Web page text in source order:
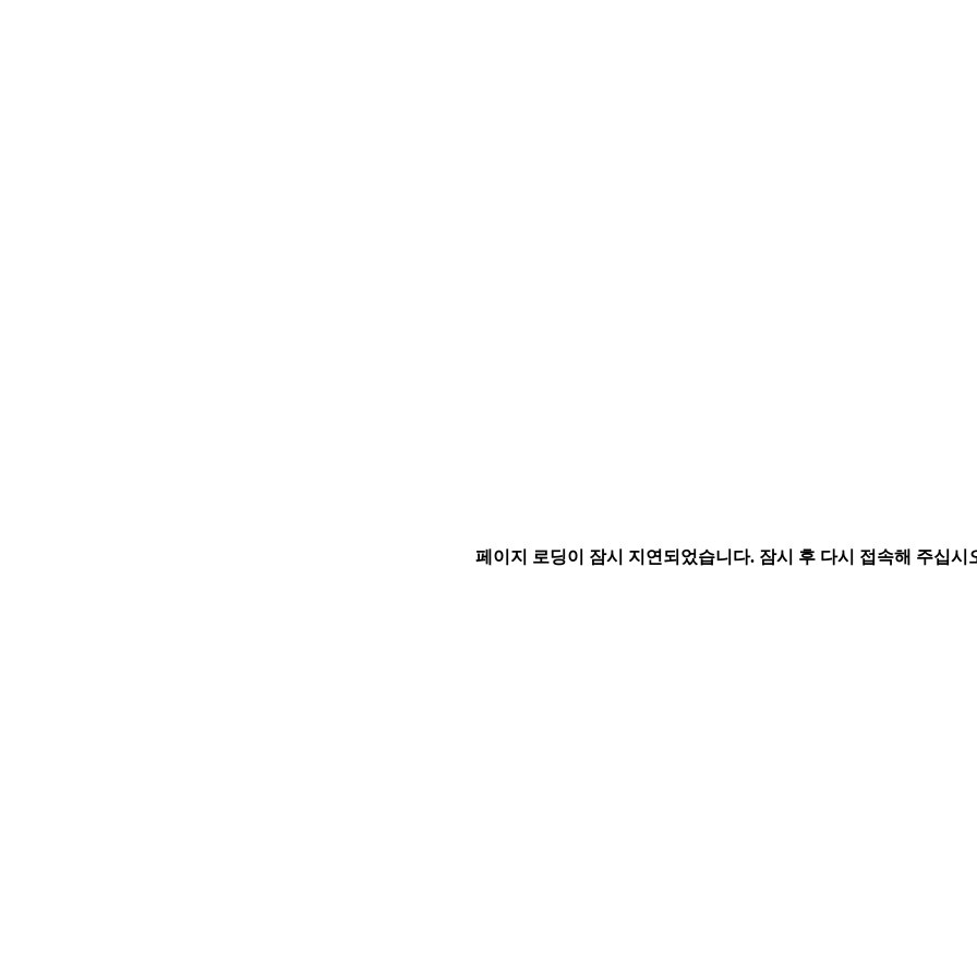
페이지 로딩이 잠시 지연되었습니다. 잠시 후 다시 접속해 주십시